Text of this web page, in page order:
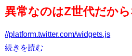
異常なのはZ世代だか
//platform.twitter.com/widgets.js
続きを読む